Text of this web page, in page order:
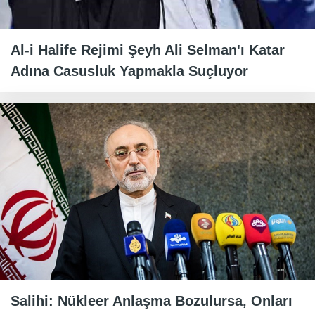
Al-i Halife Rejimi Şeyh Ali Selman'ı Katar
Adına Casusluk Yapmakla Suçluyor
Salihi: Nükleer Anlaşma Bozulursa, Onları